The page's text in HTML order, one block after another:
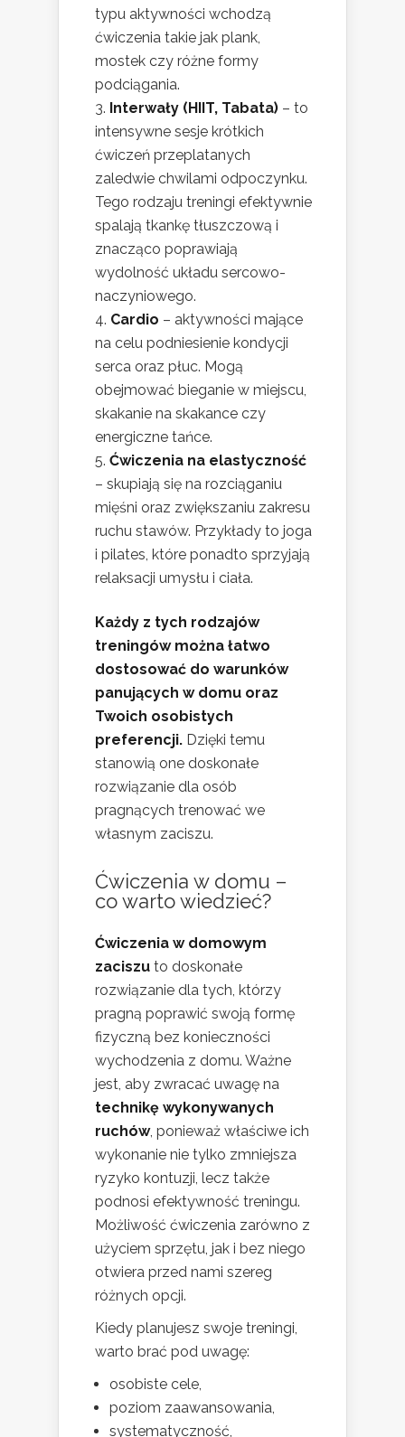
typu aktywności wchodzą
ćwiczenia takie jak plank,
mostek czy różne formy
podciągania.
Interwały (HIIT, Tabata) – to
intensywne sesje krótkich
ćwiczeń przeplatanych
zaledwie chwilami odpoczynku.
Tego rodzaju treningi efektywnie
spalają tkankę tłuszczową i
znacząco poprawiają
wydolność układu sercowo-
naczyniowego.
Cardio – aktywności mające
na celu podniesienie kondycji
serca oraz płuc. Mogą
obejmować bieganie w miejscu,
skakanie na skakance czy
energiczne tańce.
Ćwiczenia na elastyczność
– skupiają się na rozciąganiu
mięśni oraz zwiększaniu zakresu
ruchu stawów. Przykłady to joga
i pilates, które ponadto sprzyjają
relaksacji umysłu i ciała.
Każdy z tych rodzajów
treningów można łatwo
dostosować do warunków
panujących w domu oraz
Twoich osobistych
preferencji. Dzięki temu
stanowią one doskonałe
rozwiązanie dla osób
pragnących trenować we
własnym zaciszu.
Ćwiczenia w domu –
co warto wiedzieć?
Ćwiczenia w domowym
zaciszu to doskonałe
rozwiązanie dla tych, którzy
pragną poprawić swoją formę
fizyczną bez konieczności
wychodzenia z domu. Ważne
jest, aby zwracać uwagę na
technikę wykonywanych
ruchów, ponieważ właściwe ich
wykonanie nie tylko zmniejsza
ryzyko kontuzji, lecz także
podnosi efektywność treningu.
Możliwość ćwiczenia zarówno z
użyciem sprzętu, jak i bez niego
otwiera przed nami szereg
różnych opcji.
Kiedy planujesz swoje treningi,
warto brać pod uwagę:
osobiste cele,
poziom zaawansowania,
systematyczność,